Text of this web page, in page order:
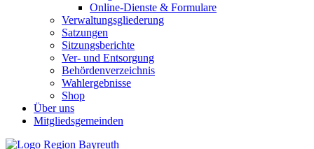
Online-Dienste & Formulare
Verwaltungsgliederung
Satzungen
Sitzungsberichte
Ver- und Entsorgung
Behördenverzeichnis
Wahlergebnisse
Shop
Über uns
Mitgliedsgemeinden